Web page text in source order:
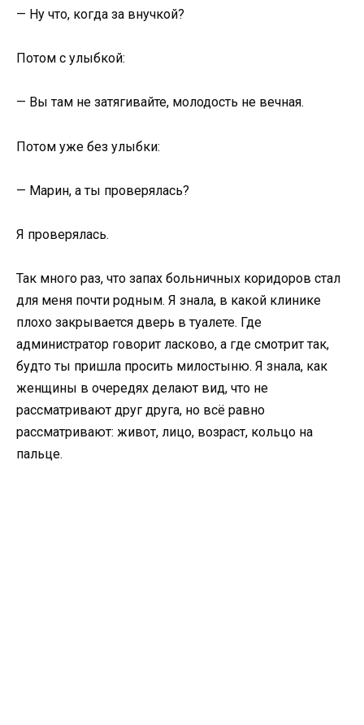
— Ну что, когда за внучкой?
Потом с улыбкой:
— Вы там не затягивайте, молодость не вечная.
Потом уже без улыбки:
— Марин, а ты проверялась?
Я проверялась.
Так много раз, что запах больничных коридоров стал
для меня почти родным. Я знала, в какой клинике
плохо закрывается дверь в туалете. Где
администратор говорит ласково, а где смотрит так,
будто ты пришла просить милостыню. Я знала, как
женщины в очередях делают вид, что не
рассматривают друг друга, но всё равно
рассматривают: живот, лицо, возраст, кольцо на
пальце.